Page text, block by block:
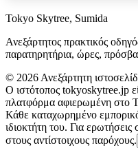
Tokyo Skytree, Sumida
Ανεξάρτητος πρακτικός
παρατηρητήρια, ώρες,
© 2026 Ανεξάρτητη
Ο ιστότοπος tokyoskytree.jp
πλατφόρμα αφιερωμένη στο
Κάθε καταχωρημένο
ιδιοκτήτη του. Για ερωτήσεις
στους αντίστοιχους παρόχους.